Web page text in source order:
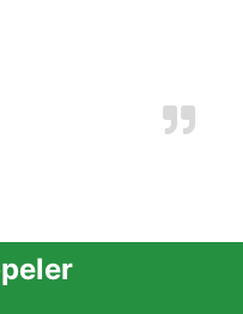
besoins